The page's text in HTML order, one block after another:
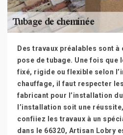
Des travaux préalables sont
pose de tubage. Une fois que
fixé, rigide ou flexible selon
chauffage, il faut respecter
fabricant pour l’installation
l’installation soit une
confiiez les travaux à un
dans le 66320, Artisan Lobry